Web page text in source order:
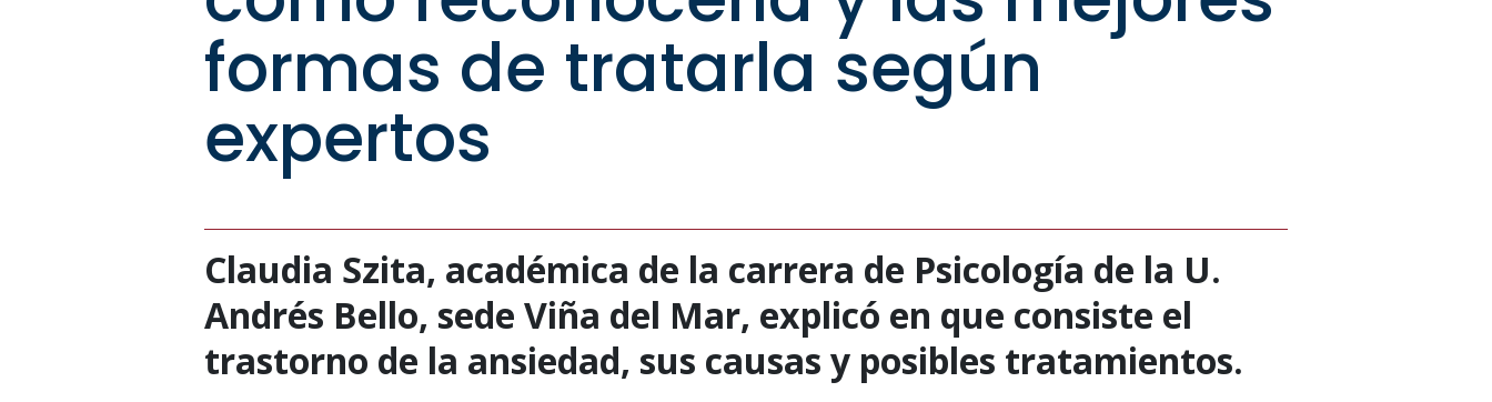
formas de tratarla según
expertos
Claudia Szita, académica de la carrera de Psicología de la U.
Andrés Bello, sede Viña del Mar, explicó en que consiste el
trastorno de la ansiedad, sus causas y posibles tratamientos.